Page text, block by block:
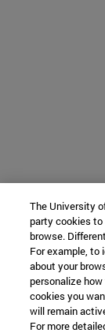
The University
party cookies
browse.
For example, to
about your
personalize
cookies you
will remain
For more